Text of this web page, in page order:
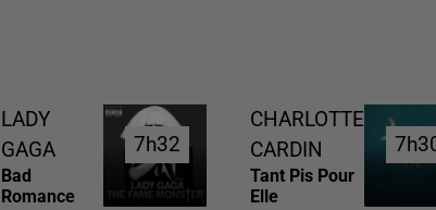
LADY
GAGA
Bad
Romance
7h32
7h32
CHARLOTTE
CARDIN
Tant Pis Pour
Elle